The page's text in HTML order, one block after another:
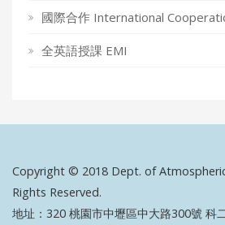
國際合作 International
全英語授課 EMI
Copyright © 2018 Dept. of Atmospheric
Rights Reserved.
地址：320 桃園市中壢區中大路300號